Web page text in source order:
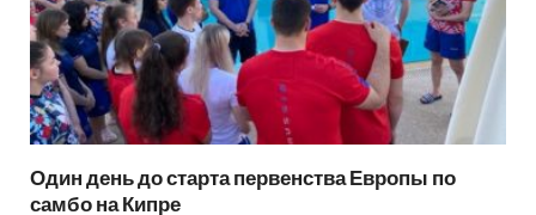
Один день до старта первенства Европы по
самбо на Кипре